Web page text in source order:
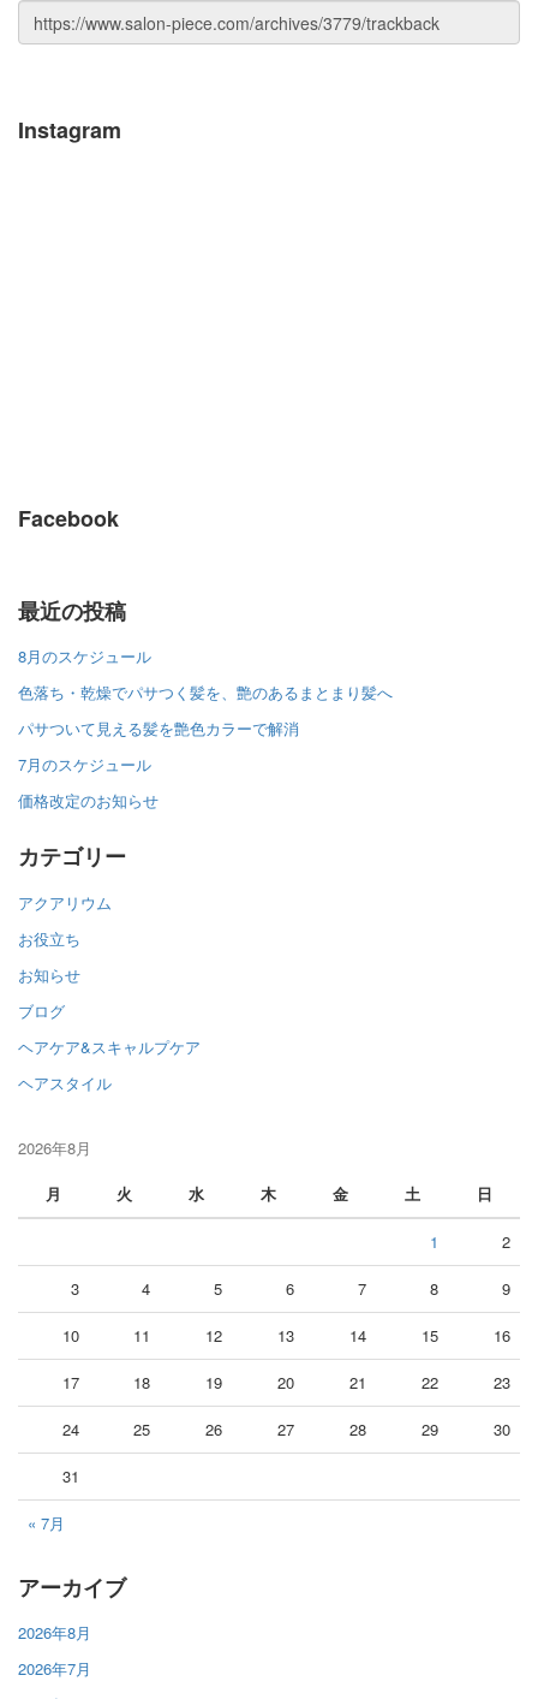
Instagram
Facebook
最近の投稿
8月のスケジュール
色落ち・乾燥でパサつく髪を、艶のあるまとまり髪へ
パサついて見える髪を艶色カラーで解消
7月のスケジュール
価格改定のお知らせ
カテゴリー
アクアリウム
お役立ち
お知らせ
ブログ
ヘアケア&スキャルプケア
ヘアスタイル
2026年8月
月
火 水 木 金 土 日
« 7月
1 2
3 4 5 6 7 8 9
10 11 12 13 14 15 16
17 18 19 20 21 22 23
24 25 26 27 28 29 30
31
アーカイブ
2026年8月
2026年7月